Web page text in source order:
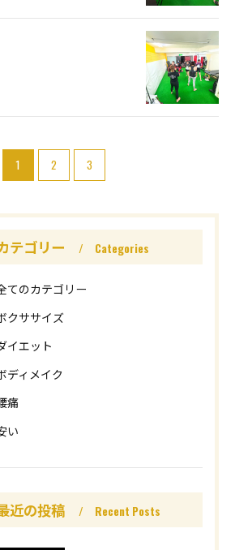
1 2 3
テゴリー Categories
てのカテゴリー
クササイズ
イエット
ディメイク
痛
い
近の投稿 Recent Posts